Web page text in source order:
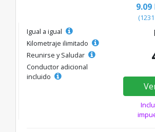
9.09
Igual a igual
Kilometraje ilimitado
Reunirse y Saludar
Conductor adicional
incluido